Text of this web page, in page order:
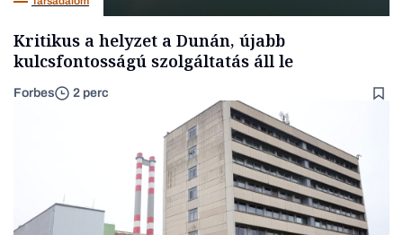
Kritikus a helyzet a Dunán, újabb
kulcsfontosságú szolgáltatás áll le
Forbes 2 perc